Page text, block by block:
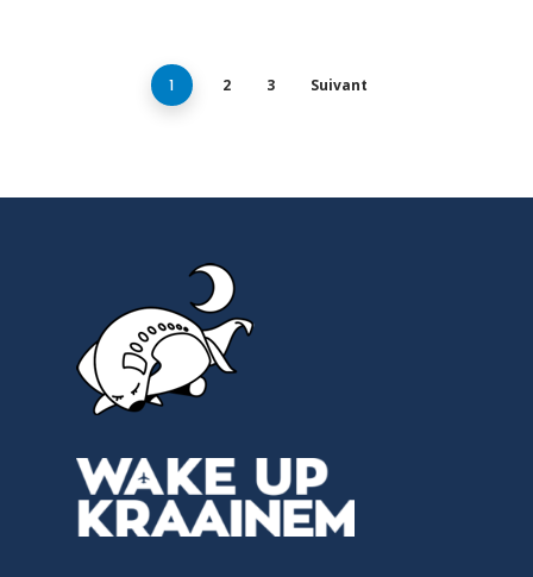
1 2 3 Suivant